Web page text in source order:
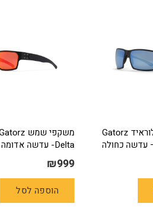
משקפי שמש פולוראיד Gatorz
Delta- עדשה אדומה
₪999
הוספה לסל